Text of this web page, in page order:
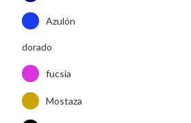
Azulón
dorado
fucsia
Mostaza